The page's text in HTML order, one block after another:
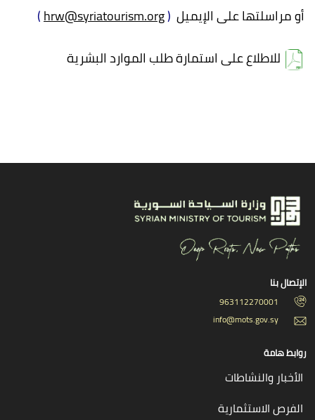
أو مراسلتها على الإيميل (
hrw@syriatourism.org
)
للاطلاع على استمارة طلب الموارد البشرية
الإتصال بنا
963112270001
info@mots.gov.sy
روابط هامة
الأخبار والنشاطات
الفرص الاستثمارية